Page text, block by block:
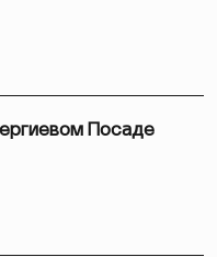
Посаде